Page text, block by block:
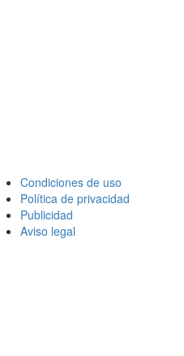
Condiciones de uso
Política de privacidad
Publicidad
Aviso legal